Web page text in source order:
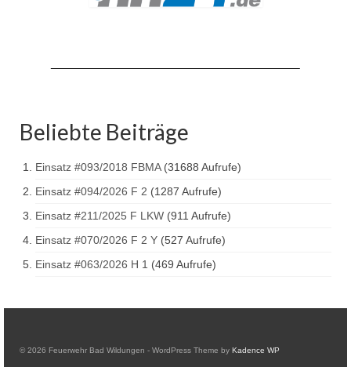
Löschgruppenfahrzeug LF 20 KatS
Tanklöschfahrzeug TLF 16/24 Tr
Gerätewagen Gefahrgut GW-G
GDekonP-LKW
Kleinalarmfahrzeug KLAF
Beliebte Beiträge
Einsatz #093/2018 FBMA (31688 Aufrufe)
Einsatz #094/2026 F 2 (1287 Aufrufe)
Einsatz #211/2025 F LKW (911 Aufrufe)
Einsatz #070/2026 F 2 Y (527 Aufrufe)
Einsatz #063/2026 H 1 (469 Aufrufe)
© 2026 Feuerwehr Bad Wildungen - WordPress Theme by Kadence WP